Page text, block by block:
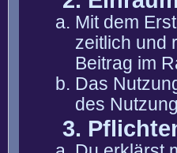
Mit dem
zeitlich und
Beitrag im
Das
des
3.